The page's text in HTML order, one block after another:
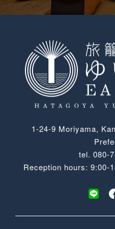
1-24-9 Moriyama,
tel. 080-
Reception hours: 9:00-